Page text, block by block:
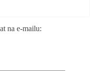
na e-mailu: